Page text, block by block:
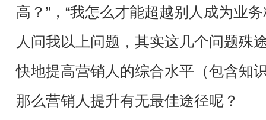
高？”，“我怎么才能超越别人成为业
人问我以上问题，其实这几个问题殊
快地提高营销人的综合水平（包含知
那么营销人提升有无最佳途径呢？